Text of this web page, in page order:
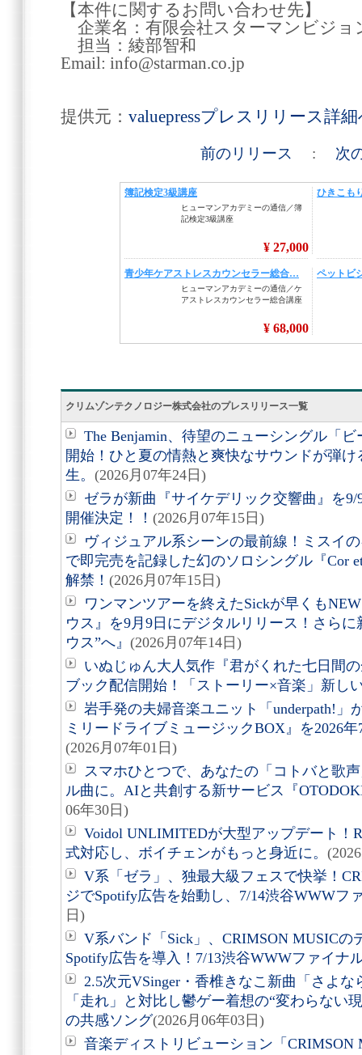
【本件に関するお問い合わせ先】
企業名：有限会社スターマンビジョ
担当：綾部智和
Email: info@starman.co.jp
提供元： valuepressプレスリリース詳
前のリリース : 次
クリムゾンテクノロジー株式会社のプレスリリース一覧
The Benjamin、待望のニューシングル「
開始！ひと夏の情熱と爽快なサウンドが弾
生。 (2026月07年24日)
ゼラが新曲『サイケデリック交響曲』を
開催決定！！ (2026月07年15日)
ヴィジュアル系シーンの最前線！ミスイ
で即完売を記録した幻のソロシングル『Cor
解禁！ (2026月07年15日)
ワンマンツアーを終えたSickが早くも
ウス』を9月9日にデジタルリリース！さら
ウス”へ』 (2026月07年14日)
いぬじゅん大人気作『君がくれた七日間
ブック配信開始！「ストーリー×音楽」新し
岩手発の夫婦音楽ユニット「underpath!」
ミリードライブミュージックBOX』を2026
(2026月07年01日)
スマホひとつで、あなたの「コトバと歌
ル曲に。AIと共創する新サービス『
06年30日)
Voidol UNLIMITEDが大型アップデート！
式対応し、ボイチェンがもっと身近に。
V系「ゼラ」、独最大級フェスで快挙！
ジでSpotify広告を始動し、7/14渋谷WWWフ
日)
V系バンド「Sick」、CRIMSON MUSICの
Spotify広告を導入！7/13渋谷WWWファイナ
2.5次元VSinger・香椎きなこ新曲「さよ
「走れ」と対比し鬱ゲー着想の“変わらない
の共感ソング(2026月06年03日)
音楽ディストリビューション「CRIMSON